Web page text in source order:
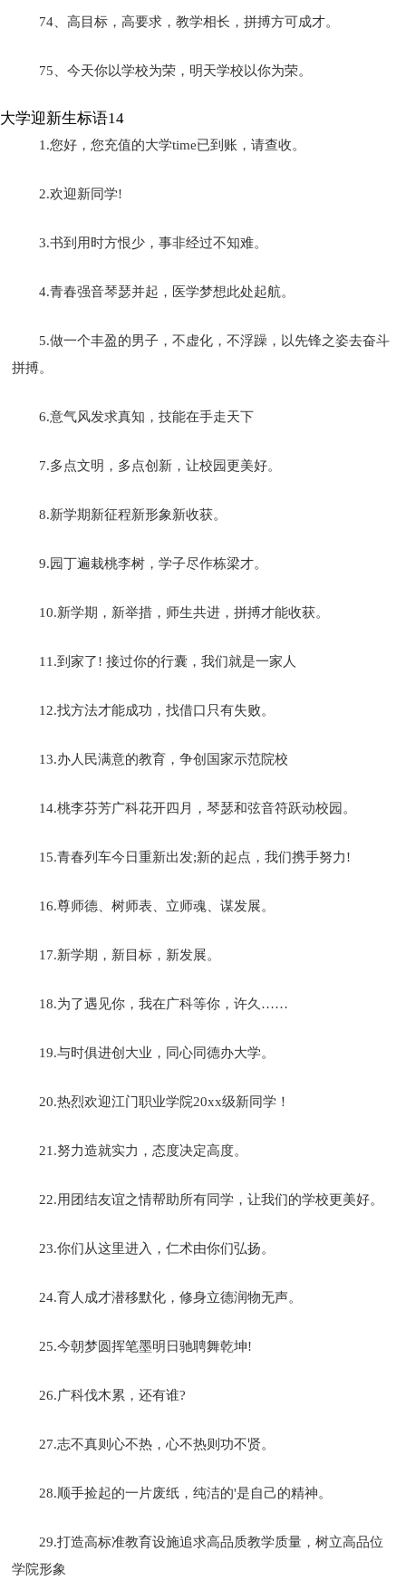
74、高目标，高要求，教学相长，拼搏方可成才。
75、今天你以学校为荣，明天学校以你为荣。
大学迎新生标语14
1.您好，您充值的大学time已到账，请查收。
2.欢迎新同学!
3.书到用时方恨少，事非经过不知难。
4.青春强音琴瑟并起，医学梦想此处起航。
5.做一个丰盈的男子，不虚化，不浮躁，以先锋之姿去奋斗
拼搏。
6.意气风发求真知，技能在手走天下
7.多点文明，多点创新，让校园更美好。
8.新学期新征程新形象新收获。
9.园丁遍栽桃李树，学子尽作栋梁才。
10.新学期，新举措，师生共进，拼搏才能收获。
11.到家了! 接过你的行囊，我们就是一家人
12.找方法才能成功，找借口只有失败。
13.办人民满意的教育，争创国家示范院校
14.桃李芬芳广科花开四月，琴瑟和弦音符跃动校园。
15.青春列车今日重新出发;新的起点，我们携手努力!
16.尊师德、树师表、立师魂、谋发展。
17.新学期，新目标，新发展。
18.为了遇见你，我在广科等你，许久……
19.与时俱进创大业，同心同德办大学。
20.热烈欢迎江门职业学院20xx级新同学！
21.努力造就实力，态度决定高度。
22.用团结友谊之情帮助所有同学，让我们的学校更美好。
23.你们从这里进入，仁术由你们弘扬。
24.育人成才潜移默化，修身立德润物无声。
25.今朝梦圆挥笔墨明日驰聘舞乾坤!
26.广科伐木累，还有谁?
27.志不真则心不热，心不热则功不贤。
28.顺手捡起的一片废纸，纯洁的'是自己的精神。
29.打造高标准教育设施追求高品质教学质量，树立高品位
学院形象